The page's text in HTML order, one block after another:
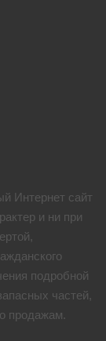
Интернет сайт
и ни при
подробной
частей,
продажам.